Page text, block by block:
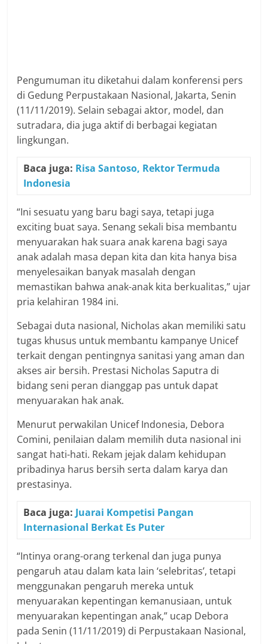
Pengumuman itu diketahui dalam konferensi pers
di Gedung Perpustakaan Nasional, Jakarta, Senin
(11/11/2019). Selain sebagai aktor, model, dan
sutradara, dia juga aktif di berbagai kegiatan
lingkungan.
Baca juga: Risa Santoso, Rektor Termuda
Indonesia
“Ini sesuatu yang baru bagi saya, tetapi juga
exciting buat saya. Senang sekali bisa membantu
menyuarakan hak suara anak karena bagi saya
anak adalah masa depan kita dan kita hanya bisa
menyelesaikan banyak masalah dengan
memastikan bahwa anak-anak kita berkualitas,” ujar
pria kelahiran 1984 ini.
Sebagai duta nasional, Nicholas akan memiliki satu
tugas khusus untuk membantu kampanye Unicef
terkait dengan pentingnya sanitasi yang aman dan
akses air bersih. Prestasi Nicholas Saputra di
bidang seni peran dianggap pas untuk dapat
menyuarakan hak anak.
Menurut perwakilan Unicef Indonesia, Debora
Comini, penilaian dalam memilih duta nasional ini
sangat hati-hati. Rekam jejak dalam kehidupan
pribadinya harus bersih serta dalam karya dan
prestasinya.
Baca juga: Juarai Kompetisi Pangan
Internasional Berkat Es Puter
“Intinya orang-orang terkenal dan juga punya
pengaruh atau dalam kata lain ‘selebritas’, tetapi
menggunakan pengaruh mereka untuk
menyuarakan kepentingan kemanusiaan, untuk
menyuarakan kepentingan anak,” ucap Debora
pada Senin (11/11/2019) di Perpustakaan Nasional,